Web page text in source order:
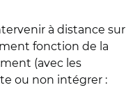
à distance sur
fonction de la
(avec les
ou non intégrer :